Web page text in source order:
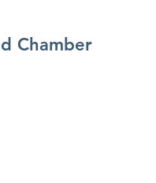
Chamber